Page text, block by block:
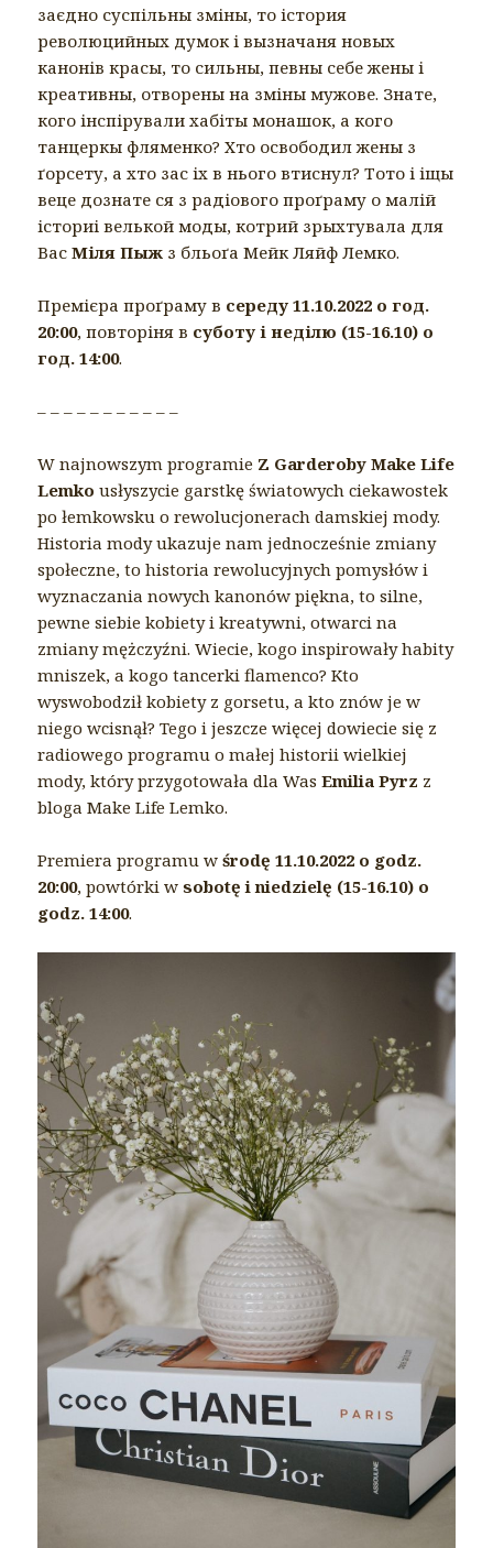
заєдно суспільны зміны, то істория
революцийных думок і вызначаня новых
канонів красы, то сильны, певны себе жены і
креативны, отворены на зміны мужове. Знате,
кого інспірували хабіты монашок, а кого
танцеркы фляменко? Хто освободил жены з
ґорсету, а хто зас іх в нього втиснул? Тото і іщы
веце дознате ся з радіового проґраму о малій
істориі велькой моды, котрий зрыхтувала для
ВасМіля Пыж з бльоґа Мейк Ляйф Лемко.
Премієра проґраму в середу 11.10.2022 о год.
20:00, повторіня в суботу і неділю (15-16.10) о
год. 14:00.
– – – – – – – – – – –
W najnowszym programie Z Garderoby Make Life
Lemko usłyszycie garstkę światowych ciekawostek
po łemkowsku o rewolucjonerach damskiej mody.
Historia mody ukazuje nam jednocześnie zmiany
społeczne, to historia rewolucyjnych pomysłów i
wyznaczania nowych kanonów piękna, to silne,
pewne siebie kobiety i kreatywni, otwarci na
zmiany mężczyźni. Wiecie, kogo inspirowały habity
mniszek, a kogo tancerki flamenco? Kto
wyswobodził kobiety z gorsetu, a kto znów je w
niego wcisnął? Tego i jeszcze więcej dowiecie się z
radiowego programu o małej historii wielkiej
mody, który przygotowała dla WasEmilia Pyrz z
bloga Make Life Lemko.
Premiera programu wśrodę 11.10.2022 o godz.
20:00, powtórki wsobotę i niedzielę (15-16.10) o
godz. 14:00.